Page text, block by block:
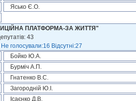
Ясько Є.О.
ПЛАТФОРМА-ЗА ЖИТТЯ"
43
голосували:16 Відсутні:27
Бойко Ю.А.
Бурміч А.П.
Гнатенко В.С.
Загородній Ю.І.
Ісаєнко Д.В.